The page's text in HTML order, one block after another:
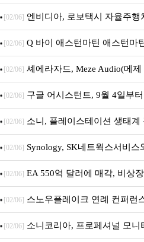
이트
[02/06] 엔비디아, 로보택시 자율주
‘알파마요 2 슈퍼’ 상업적 이용 가능
[02/06] Q 바이 애스턴마틴 애스턴마
지 담은 ‘헤리티지 에디션 컬렉션’
[02/06] 셰에라자드, Meze Audio(메
[02/06] 구글 어시스턴트, 9월 4일부
차 서비스 종료
[02/06] 소니, 플레이스테이션 생태계
[02/06] Synology, SK네트웍스서비
판매 파트너십 체결
[02/06] EA 550억 달러에 매각, 비상
전망
[02/06] 스노우플레이크 연례 컨퍼런
서울’ 개최
[02/06] 소니코리아, 프로페셔널 모니